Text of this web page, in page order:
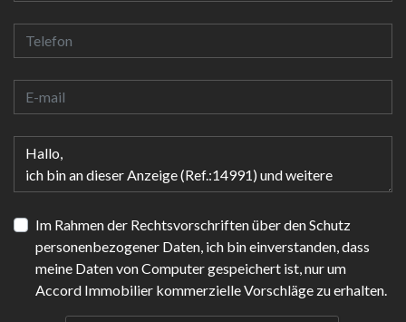
Im Rahmen der Rechtsvorschriften über den Schutz
personenbezogener Daten, ich bin einverstanden, dass
meine Daten von Computer gespeichert ist, nur um
Accord Immobilier kommerzielle Vorschläge zu erhalten.